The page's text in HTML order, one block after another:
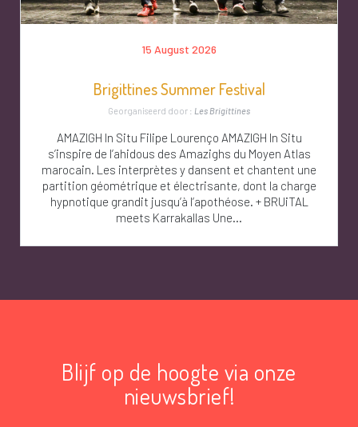
15 August 2026
Brigittines Summer Festival
Georganiseerd door : Les Brigittines
AMAZIGH In Situ Filipe Lourenço AMAZIGH In Situ
s’inspire de l’ahidous des Amazighs du Moyen Atlas
marocain. Les interprètes y dansent et chantent une
partition géométrique et électrisante, dont la charge
hypnotique grandit jusqu’à l’apothéose. + BRUiTAL
meets Karrakallas Une...
Blijf op de hoogte via onze
nieuwsbrief!